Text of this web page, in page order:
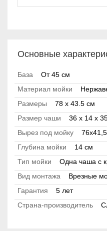
Основные
База
От 45 см
Материал мойки
Размеры
78 x 43.5 см
Размер чаши
36 x 14 x
Вырез под мойку
Глубина мойки
14 см
Тип мойки
Одна чаша с
Вид монтажа
Врезные
Гарантия
5 лет
Страна-производитель